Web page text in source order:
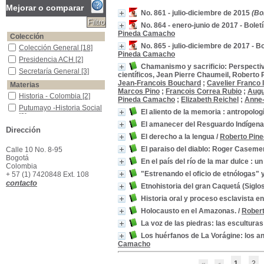
No. 861 - julio-diciembre de 2015
No. 864 - enero-junio de 2017 -
Pineda Camacho
No. 865 - julio-diciembre de 2017 -
Pineda Camacho
Chamanismo y sacrificio:
científicos, Jean Pierre Chaumeil, Roberto
Jean-Francois Bouchard ; Cavelier Franco
Marcos Pino ; Francois Correa Rubio ;
Pineda Camacho ; Elizabeth Reichel ;
El aliento de la memoria :
El amanecer del Resguardo
El derecho a la lengua / Roberto
El paraiso del diablo: Roger
En el país del río de la mar dulce :
"Estrenando el oficio de etnólogas"
Etnohistoria del gran Caquetá
Historia oral y proceso esclavista
Holocausto en el Amazonas. /
La voz de las piedras: las
Los huérfanos de La Vorágine: los
Camacho
Mejorar o comparar
Colección
Colección General
Colección General [18]
Presidencia ACH
Presidencia ACH [2]
Secretaría General
Secretaría General [3]
Materias
Historia - Colombia
Historia - Colombia [2]
Putumayo -Historia Social
Putumayo -Historia Social
[2]
Amazonas - Pasado y Presente - siglos, XVII - XX.
Amazonas - Pasado y
Presente - siglos, XVII -
Amazonas -historia -invasiones
Amazonas -historia -
invasiones
Amazonas (Región) -- Historia -- Congresos, conferencias, etc.
Amazonas (Región) --
Historia -- Congresos,
conferencias, etc.
Amazonas (Río, Colombia) -- Historia
Andoques--Historia--Amazonas (Colombia)--Ensayos.
Andoques--Identidad cultural--Ensayos
Dirección
Calle 10 No. 8-95
Bogotá
Colombia
+ 57 (1) 7420848 Ext. 108
contacto